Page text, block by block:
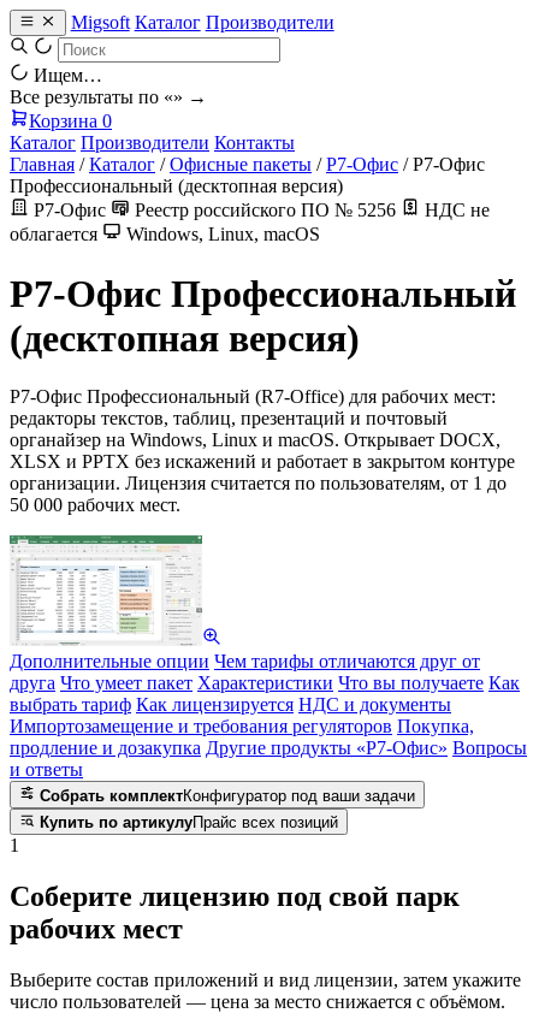
Migsoft Каталог Производители
Ищем…
Все результаты по «» →
Корзина 0
Каталог Производители Контакты
Главная / Каталог / Офисные пакеты / Р7-Офис / Р7-Офис
Профессиональный (десктопная версия)
Р7-Офис
Реестр российского ПО № 5256
НДС не
облагается
Windows, Linux, macOS
Р7-Офис Профессиональный
(десктопная версия)
Р7-Офис Профессиональный (R7-Office) для рабочих мест:
редакторы текстов, таблиц, презентаций и почтовый
органайзер на Windows, Linux и macOS. Открывает DOCX,
XLSX и PPTX без искажений и работает в закрытом контуре
организации. Лицензия считается по пользователям, от 1 до
50 000 рабочих мест.
Дополнительные опции Чем тарифы отличаются друг от
друга Что умеет пакет Характеристики Что вы получаете Как
выбрать тариф Как лицензируется НДС и документы
Импортозамещение и требования регуляторов Покупка,
продление и дозакупка Другие продукты «Р7-Офис» Вопросы
и ответы
Собрать комплектКонфигуратор под ваши задачи
Купить по артикулуПрайс всех позиций
1
Соберите лицензию под свой парк
рабочих мест
Выберите состав приложений и вид лицензии, затем укажите
число пользователей — цена за место снижается с объёмом.